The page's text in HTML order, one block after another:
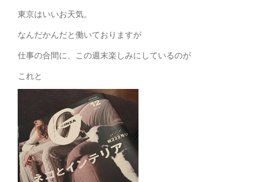
東京はいいお天気。
なんだかんだと働いておりますが
仕事の合間に、この週末楽しみにしているのが
これと